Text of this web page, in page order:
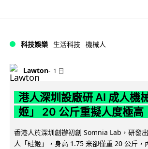
科技娛樂 生活科技 機械人
Lawton 1 日
港人深圳設廠研 AI 成人機
姬」 20 公斤重擬人度極高
香港人於深圳創辦初創 Somnia Lab，研發
人「硅姬」，身高 1.75 米卻僅重 20 公斤，